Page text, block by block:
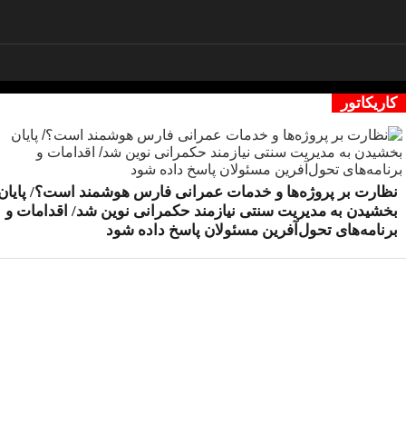
کاریکاتور
نظارت بر پروژه‌ها و خدمات عمرانی فارس هوشمند است؟/
بخشیدن به مدیریت سنتی نیازمند حکمرانی نوین شد/ اقدامات و
برنامه‌های تحول‌آفرین مسئولان پاسخ داده شود